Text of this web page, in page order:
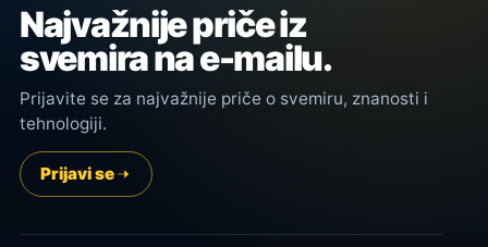
Najvažnije priče iz
svemira na e-mailu.
Prijavite se za najvažnije priče o svemiru, znanosti i
tehnologiji.
Prijavi se